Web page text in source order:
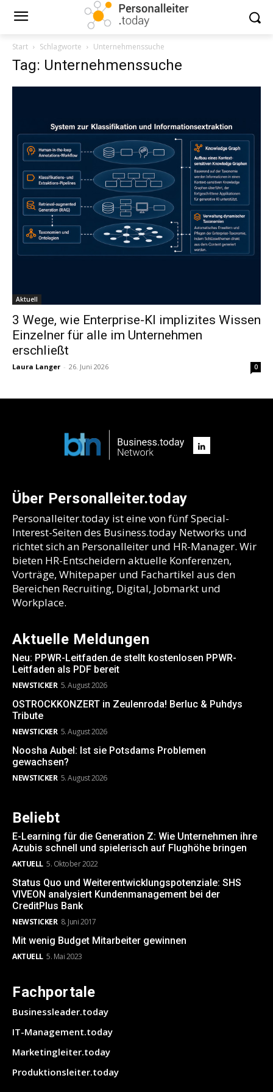
Start Schlagworte Unternehmenssuche
Tag: Unternehmenssuche
Aktuell
3 Wege, wie Enterprise-KI implizites Wissen
Einzelner für alle im Unternehmen
erschließt
Laura Langer - 26. Juni 2026 0
Über Personalleiter.today
Personalleiter.today ist eine von fünf Special-
Interest-Seiten des Business.today Networks und
richtet sich an Personalleiter und HR-Manager. Wir
bieten HR-Entscheidern aktuelle Konferenzen,
Vorträge, Whitepaper und Fachartikel aus den
Bereichen Recruiting, Digital, Jobmarkt und
Workplace.
Aktuelle Meldungen
Neu: PPWR-Leitfaden.de stellt kostenlosen PPWR-
Leitfaden als PDF bereit
NEWSTICKER 5. August 2026
OSTROCKKONZERT in Zeulenroda! Berluc & Puhdys
Tribute
NEWSTICKER 5. August 2026
Noosha Aubel: Ist sie Potsdams Problemen
gewachsen?
NEWSTICKER 5. August 2026
Beliebt
E-Learning für die Generation Z: Wie Unternehmen ihre
Azubis schnell und spielerisch auf Flughöhe bringen
AKTUELL 5. Oktober 2022
Status Quo und Weiterentwicklungspotenziale: SHS
VIVEON analysiert Kundenmanagement bei der
CreditPlus Bank
NEWSTICKER 8. Juni 2017
Mit wenig Budget Mitarbeiter gewinnen
AKTUELL 5. Mai 2023
Fachportale
Businessleader.today
IT-Management.today
Marketingleiter.today
Produktionsleiter.today